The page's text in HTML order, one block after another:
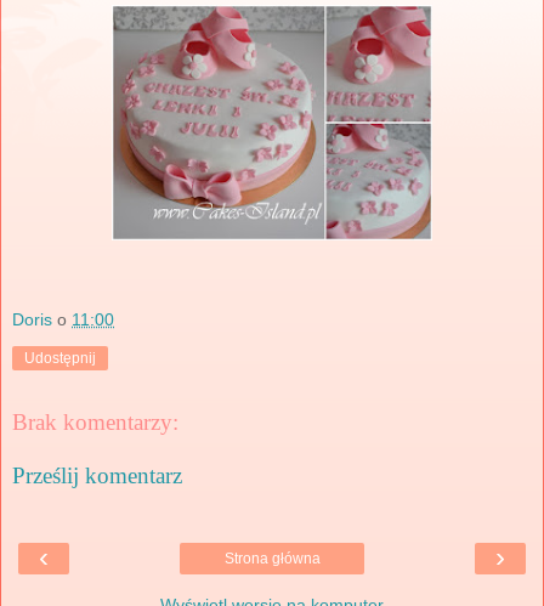
Doris o 11:00
Udostępnij
Brak komentarzy:
Prześlij komentarz
‹ ›
Strona główna